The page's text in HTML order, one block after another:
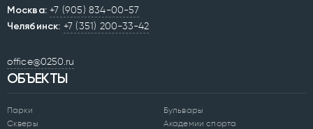
Москва: +7 (905) 834-00-57
Челябинск: +7 (351) 200-33-42
office@0250.ru
ОБЪЕКТЫ
Парки
Скверы
Бульвары
Академии спорта